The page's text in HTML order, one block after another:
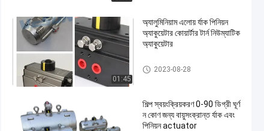
01:45
অ্যালুমিনিয়াম এলোয় র্যাক পিনিয়ন
অ্যাকুয়েটার কোয়ার্টার টার্ন নিউম্যাটিক
অ্যাকুয়েটার
বায়ুসংক্রান্ত র্যাক এবং Pinion Actuat
or
2023-08-28
শিল্প স্বয়ংক্রিয়করণ 0-90 ডিগ্রী ঘূর্ণ
ন কোণ জন্য বায়ুসংক্রান্ত র্যাক এবং
পিনিয়ন actuator